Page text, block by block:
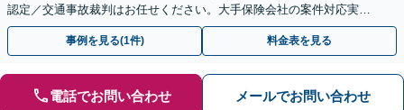
認定／交通事故裁判はお任せください。大手保険会社の案件対応実績
多数。医学的知識にも精通【休日・夜間面談可能】
事例を見る(1件) 料金表を見る
電話でお問い合わせ メールでお問い合わせ